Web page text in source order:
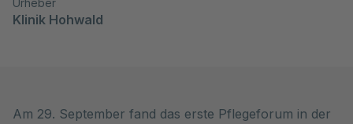
Urheber
Klinik Hohwald
Am 29. September fand das erste Pflegeforum in der